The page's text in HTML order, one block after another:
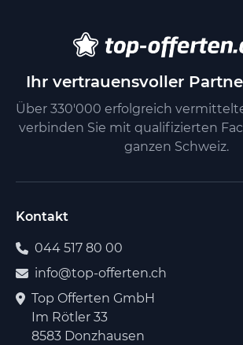
Ihr vertrauensvoller
Über 330'000 erfolgreich
verbinden Sie mit qualifizierten
ganzen Schweiz.
Kontakt
044 517 80 00
info@top-offerten.ch
Top Offerten GmbH
Im Rötler 33
8583 Donzhausen